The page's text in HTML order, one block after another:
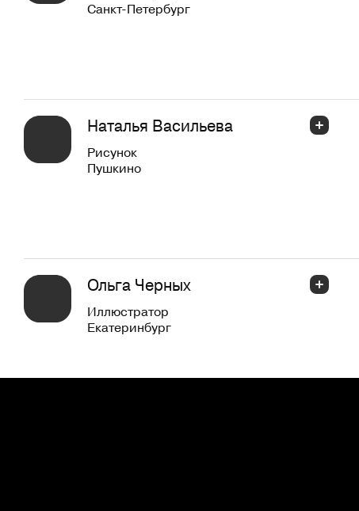
Санкт-Петербург
Наталья Васильева
Рисунок
Пушкино
Ольга Черных
Иллюстратор
Екатеринбург